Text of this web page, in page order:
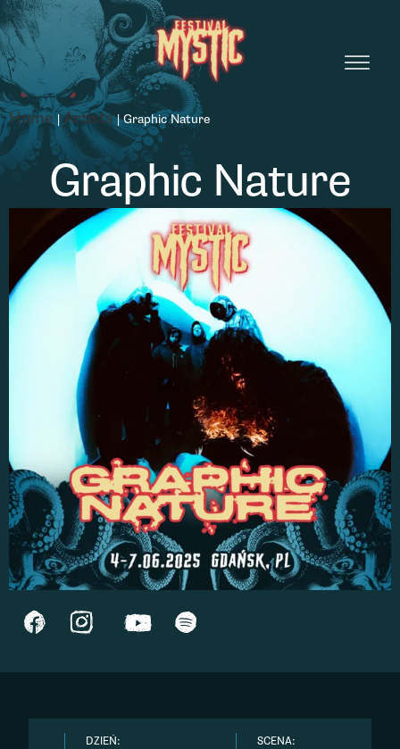
Home|Artists|Graphic Nature
Graphic Nature
DZIEŃ: SCENA: